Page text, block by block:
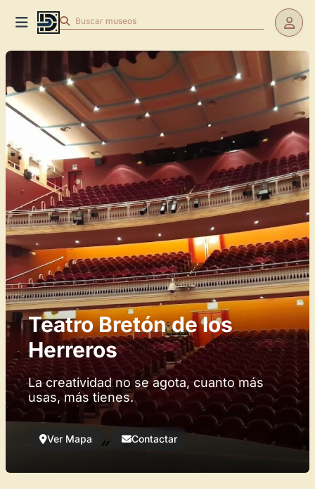
Buscar museos
Teatro Bretón de los
Herreros
La creatividad no se agota, cuanto más
usas, más tienes.
Ver Mapa Contactar